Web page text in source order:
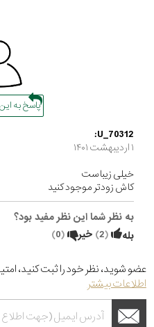
پاسخ به
U_70312:
۱ ارديبهشت ۱۴۰۱
خیلی زیباست
کاش زودتر موجود کنید
به نظر شما این نظر مفید بود؟
بله
(
2
) خیر (
0
)
عضو شوید، نظر خود را ثبت کنید،
اطلاعات بیشتر